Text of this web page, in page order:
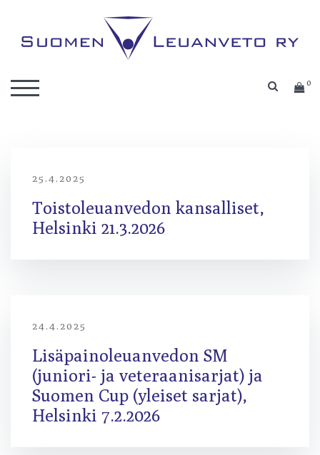
content
Suomen Leuanveto ry
TOGGLE MOBILE MENU
0
25.4.2025
Toistoleuanvedon kansalliset,
Helsinki 21.3.2026
24.4.2025
Lisäpainoleuanvedon SM
(juniori- ja veteraanisarjat) ja
Suomen Cup (yleiset sarjat),
Helsinki 7.2.2026